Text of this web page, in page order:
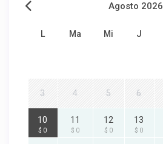
Agosto 2026
L Ma Mi J
3 4 5 6
10
$ 0
11
$ 0
12
$ 0
13
$ 0